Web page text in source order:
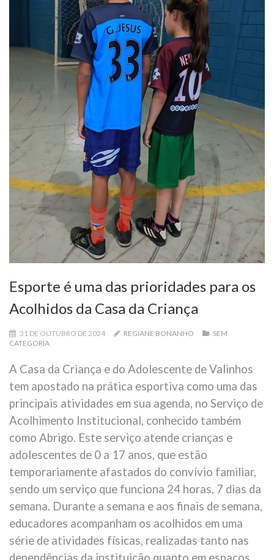
Esporte é uma das prioridades para os
Acolhidos da Casa da Criança
31 DE OUTUBRO DE 2024 REGIANE BONANHO
SEM
CATEGORIA
A Casa da Criança e do Adolescente de Valinhos
tem apostado na prática esportiva como uma das
principais atividades em sua agenda, no Serviço de
Acolhimento Institucional, conhecido também
como Abrigo. Este serviço atende crianças e
adolescentes de 0 a 17 anos, que estão
temporariamente afastados do convívio familiar,
sendo um serviço que funciona 24 horas, 7 dias da
semana. Durante a semana e aos finais de semana,
educadores acompanham os acolhidos em uma
série de atividades físicas, realizadas tanto nas